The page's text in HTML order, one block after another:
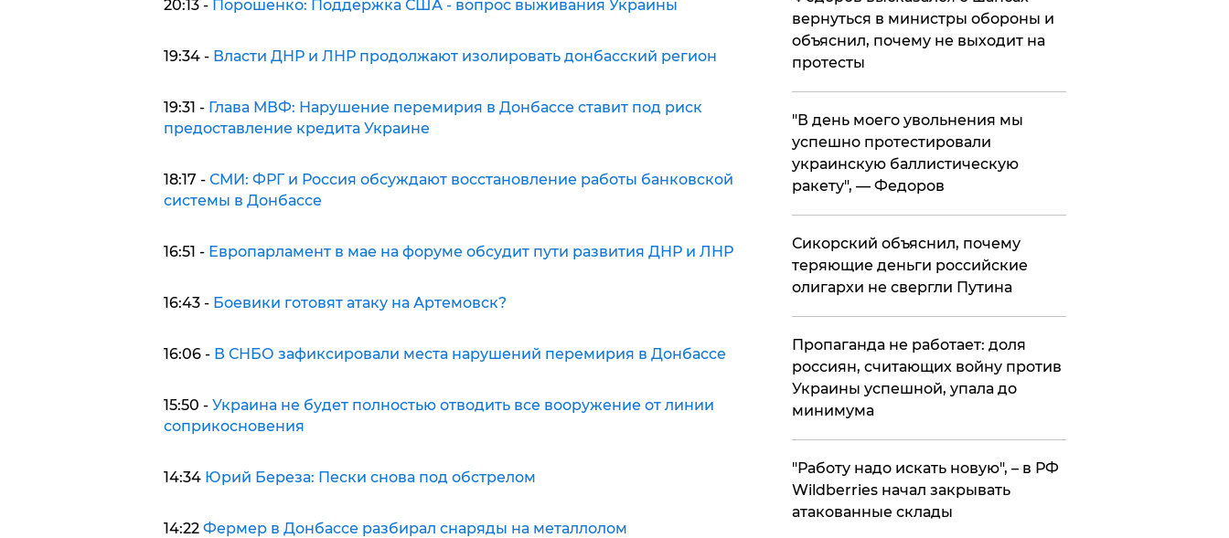
20:13 - Порошенко: Поддержка США - вопрос выживания Украины
19:34 - Власти ДНР и ЛНР продолжают изолировать донбасский регион
19:31 - Глава МВФ: Нарушение перемирия в Донбассе ставит под риск
предоставление кредита Украине
18:17 - СМИ: ФРГ и Россия обсуждают восстановление работы банковской
системы в Донбассе
16:51 - Европарламент в мае на форуме обсудит пути развития ДНР и ЛНР
16:43 - Боевики готовят атаку на Артемовск?
16:06 - В СНБО зафиксировали места нарушений перемирия в Донбассе
15:50 - Украина не будет полностью отводить все вооружение от линии
соприкосновения
14:34 Юрий Береза: Пески снова под обстрелом
14:22 Фермер в Донбассе разбирал снаряды на металлолом
вернуться в министры обороны и
объяснил, почему не выходит на
протесты
​"В день моего увольнения мы
успешно протестировали
украинскую баллистическую
ракету", — Федоров
Сикорский объяснил, почему
теряющие деньги российские
олигархи не свергли Путина
​Пропаганда не работает: доля
россиян, считающих войну против
Украины успешной, упала до
минимума
"Работу надо искать новую", – в РФ
Wildberries начал закрывать
атакованные склады